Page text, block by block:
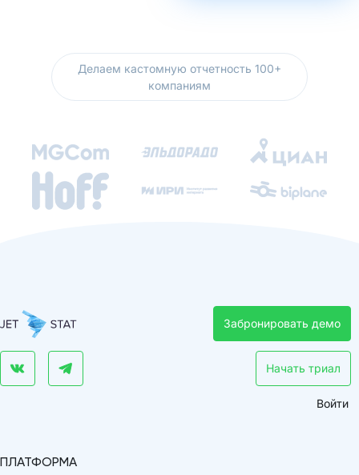
Делаем кастомную отчетность 100+
компаниям
Забронировать демо
Начать триал
Войти
ПЛАТФОРМА